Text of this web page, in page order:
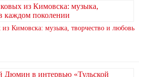
Кимовска: музыка, творчество и любовь